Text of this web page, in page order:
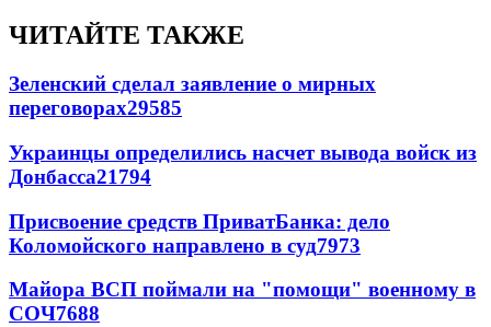
ЧИТАЙТЕ ТАКЖЕ
Зеленский сделал заявление о мирных
переговорах29585
Украинцы определились насчет вывода войск из
Донбасса21794
Присвоение средств ПриватБанка: дело
Коломойского направлено в суд7973
Майора ВСП поймали на "помощи" военному в
СОЧ7688